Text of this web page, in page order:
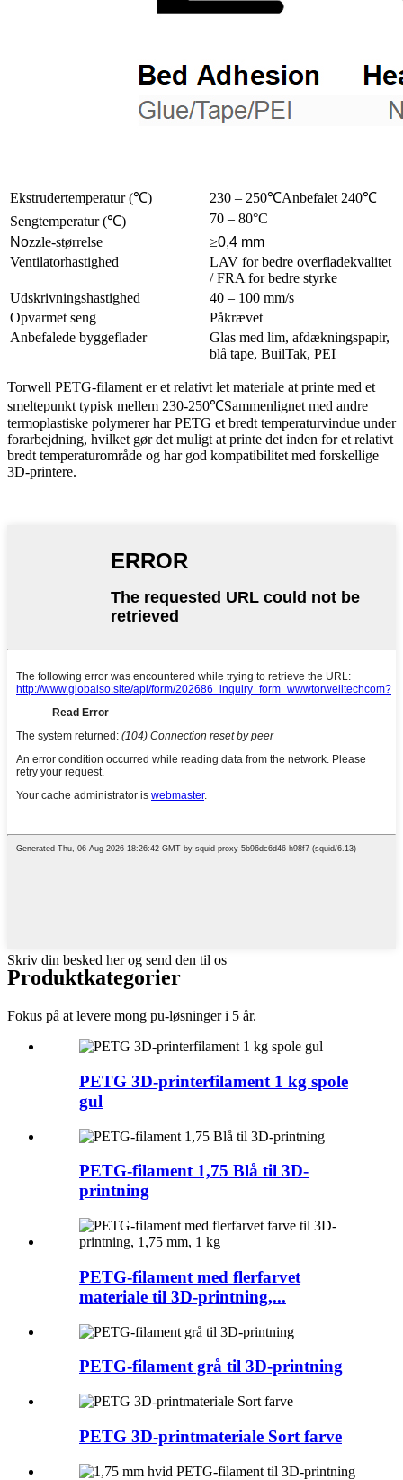
Ekstrudertemperatur (℃) 230 – 250℃Anbefalet 240℃
Sengtemperatur (℃)
70 – 80°C
Nozzle-størrelse ≥0,4 mm
Ventilatorhastighed
LAV for bedre overfladekvalitet
/ FRA for bedre styrke
Udskrivningshastighed
40 – 100 mm/s
Opvarmet seng
Påkrævet
Anbefalede byggeflader
Glas med lim, afdækningspapir,
blå tape, BuilTak, PEI
Torwell PETG-filament er et relativt let materiale at printe med et
smeltepunkt typisk mellem 230-250℃Sammenlignet med andre
termoplastiske polymerer har PETG et bredt temperaturvindue under
forarbejdning, hvilket gør det muligt at printe det inden for et relativt
bredt temperaturområde og har god kompatibilitet med forskellige
3D-printere.
Skriv din besked her og send den til os
Produktkategorier
Fokus på at levere mong pu-løsninger i 5 år.
PETG 3D-printerfilament 1 kg spole
gul
PETG-filament 1,75 Blå til 3D-
printning
PETG-filament med flerfarvet
materiale til 3D-printning,...
PETG-filament grå til 3D-printning
PETG 3D-printmateriale Sort farve